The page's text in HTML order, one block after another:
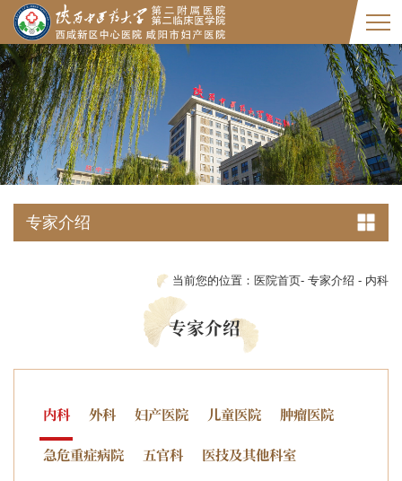
专家介绍
当前您的位置： 医院首页- 专家介绍 - 内科
专家介绍
内科 外科 妇产医院 儿童医院 肿瘤医院
急危重症病院 五官科 医技及其他科室